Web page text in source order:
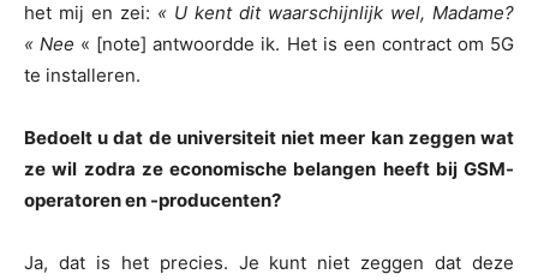
het mij en zei: « U kent dit waarschijnlijk wel, Madame?
« Nee « [note] antwoordde ik. Het is een contract om 5G
te installeren.
Bedoelt u dat de universiteit niet meer kan zeggen wat
ze wil zodra ze economische belangen heeft bij GSM-
operatoren en -producenten?
Ja, dat is het precies. Je kunt niet zeggen dat deze